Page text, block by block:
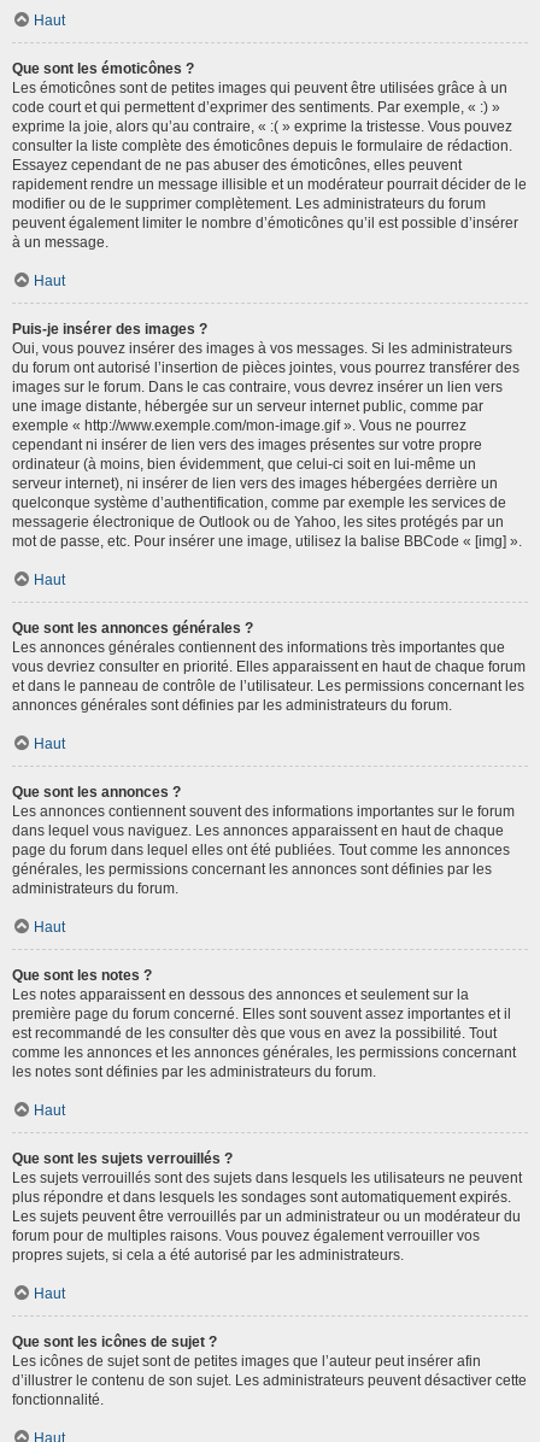
Haut
Que sont les émoticônes ?
Les émoticônes sont de petites images qui peuvent être utilisées grâce à un
code court et qui permettent d’exprimer des sentiments. Par exemple, « :) »
exprime la joie, alors qu’au contraire, « :( » exprime la tristesse. Vous pouvez
consulter la liste complète des émoticônes depuis le formulaire de rédaction.
Essayez cependant de ne pas abuser des émoticônes, elles peuvent
rapidement rendre un message illisible et un modérateur pourrait décider de le
modifier ou de le supprimer complètement. Les administrateurs du forum
peuvent également limiter le nombre d’émoticônes qu’il est possible d’insérer
à un message.
Haut
Puis-je insérer des images ?
Oui, vous pouvez insérer des images à vos messages. Si les administrateurs
du forum ont autorisé l’insertion de pièces jointes, vous pourrez transférer des
images sur le forum. Dans le cas contraire, vous devrez insérer un lien vers
une image distante, hébergée sur un serveur internet public, comme par
exemple « http://www.exemple.com/mon-image.gif ». Vous ne pourrez
cependant ni insérer de lien vers des images présentes sur votre propre
ordinateur (à moins, bien évidemment, que celui-ci soit en lui-même un
serveur internet), ni insérer de lien vers des images hébergées derrière un
quelconque système d’authentification, comme par exemple les services de
messagerie électronique de Outlook ou de Yahoo, les sites protégés par un
mot de passe, etc. Pour insérer une image, utilisez la balise BBCode « [img] ».
Haut
Que sont les annonces générales ?
Les annonces générales contiennent des informations très importantes que
vous devriez consulter en priorité. Elles apparaissent en haut de chaque forum
et dans le panneau de contrôle de l’utilisateur. Les permissions concernant les
annonces générales sont définies par les administrateurs du forum.
Haut
Que sont les annonces ?
Les annonces contiennent souvent des informations importantes sur le forum
dans lequel vous naviguez. Les annonces apparaissent en haut de chaque
page du forum dans lequel elles ont été publiées. Tout comme les annonces
générales, les permissions concernant les annonces sont définies par les
administrateurs du forum.
Haut
Que sont les notes ?
Les notes apparaissent en dessous des annonces et seulement sur la
première page du forum concerné. Elles sont souvent assez importantes et il
est recommandé de les consulter dès que vous en avez la possibilité. Tout
comme les annonces et les annonces générales, les permissions concernant
les notes sont définies par les administrateurs du forum.
Haut
Que sont les sujets verrouillés ?
Les sujets verrouillés sont des sujets dans lesquels les utilisateurs ne peuvent
plus répondre et dans lesquels les sondages sont automatiquement expirés.
Les sujets peuvent être verrouillés par un administrateur ou un modérateur du
forum pour de multiples raisons. Vous pouvez également verrouiller vos
propres sujets, si cela a été autorisé par les administrateurs.
Haut
Que sont les icônes de sujet ?
Les icônes de sujet sont de petites images que l’auteur peut insérer afin
d’illustrer le contenu de son sujet. Les administrateurs peuvent désactiver cette
fonctionnalité.
Haut